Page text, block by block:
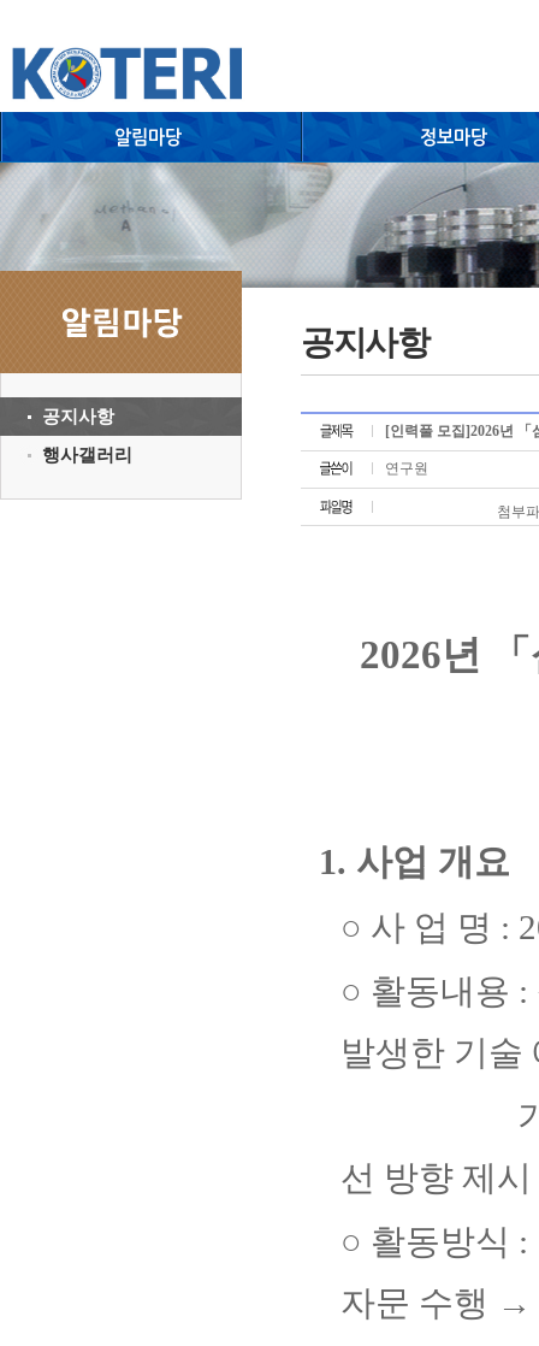
공지사항
행사갤러리
공지사항
[인력풀 모집]2026년
연구원
첨부
2026년 「
1. 사업 개요
○ 사 업 명 :
○ 활동내용 :
발생한 기술
기업 현
선 방향 제시
○ 활동방식 :
자문 수행 →